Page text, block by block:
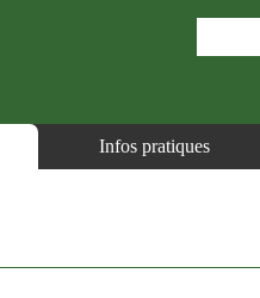
Infos pratiques